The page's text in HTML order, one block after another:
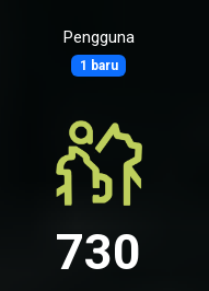
Pengguna
1 baru
730